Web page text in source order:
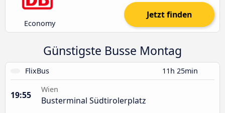
Economy
Jetzt finden
Günstigste Busse Montag
FlixBus 11h 25min
19:55
Wien
Busterminal Südtirolerplatz